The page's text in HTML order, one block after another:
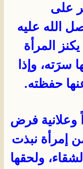
على
الله عليه
المرأة
سرَته، وإذا
حفظته.
وعلانية فرض
إمرأة نبذت
ولحقها